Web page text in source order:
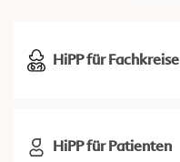
HiPP für Fachkreise
HiPP für Patienten